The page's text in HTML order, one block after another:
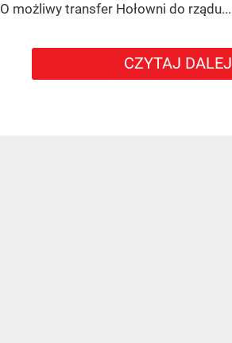
O możliwy transfer Hołowni do rządu...
CZYTAJ DALEJ